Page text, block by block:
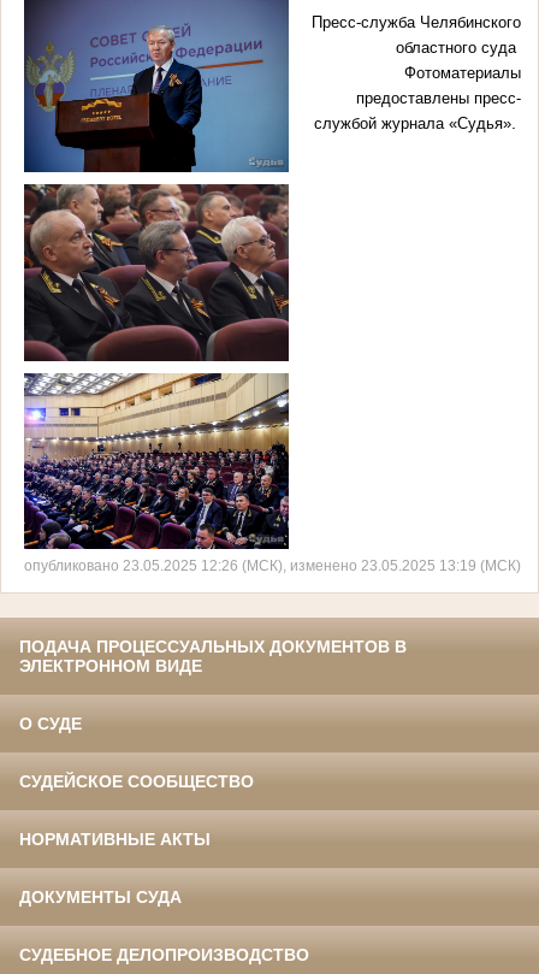
Пресс-служба Челябинского
областного суда
Фотоматериалы
предоставлены пресс-
службой журнала «Судья»
опубликовано 23.05.2025 12:26 (МСК), изменено 23.05.2025 13:19 (МСК)
ПОДАЧА ПРОЦЕССУАЛЬНЫХ ДОКУМЕНТОВ В
ЭЛЕКТРОННОМ ВИДЕ
О СУДЕ
СУДЕЙСКОЕ СООБЩЕСТВО
НОРМАТИВНЫЕ АКТЫ
ДОКУМЕНТЫ СУДА
СУДЕБНОЕ ДЕЛОПРОИЗВОДСТВО